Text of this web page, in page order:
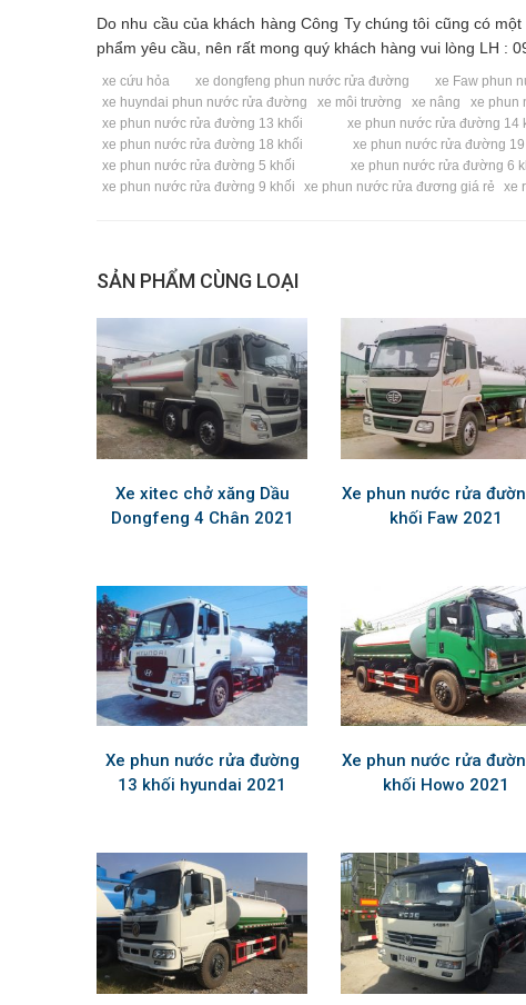
Do nhu cầu của khách hàng Công Ty chúng tôi cũng có
phẩm yêu cầu, nên rất mong quý khách hàng vui lòng LH :
xe cứu hỏa xe dongfeng phun nước rửa đường xe Faw phun
xe huyndai phun nước rửa đường
xe môi trường xe nâng xe phun
xe phun nước rửa đường 13 khối
xe phun nước rửa đường 14
xe phun nước rửa đường 18 khối
xe phun nước rửa đường 19
xe phun nước rửa đường 5 khối
xe phun nước rửa đường 6
xe phun nước rửa đường 9 khối
xe phun nước rửa đương giá rẻ xe
SẢN PHẨM CÙNG LOẠI
Xe xitec chở xăng Dầu
Dongfeng 4 Chân 2021
Xe phun nước rửa
khối Faw 2021
Xe phun nước rửa đường
13 khối hyundai 2021
Xe phun nước rửa
khối Howo 2021